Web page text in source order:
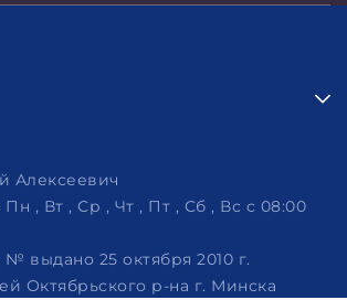
Алексеевич
Пн , Вт , Ср , Чт , Пт , Сб , Вс c 08:00
выдано 25 октября 2010 г.
Октябрьского р-на г. Минска